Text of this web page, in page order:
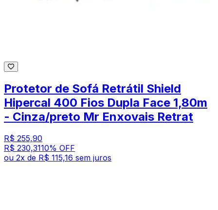
Protetor de Sofá Retrátil Shield
Hipercal 400 Fios Dupla Face 1,80m
- Cinza/preto Mr Enxovais Retrat
R$ 255,90
R$ 230,3110% OFF
ou 2x de R$ 115,16 sem juros